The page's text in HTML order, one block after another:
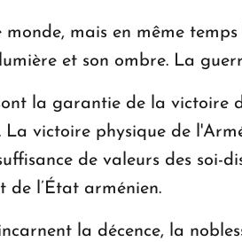
mais en même
et son ombre. La
la garantie de la victoire
victoire physique de
de valeurs des soi-
l’État arménien.
la décence, la